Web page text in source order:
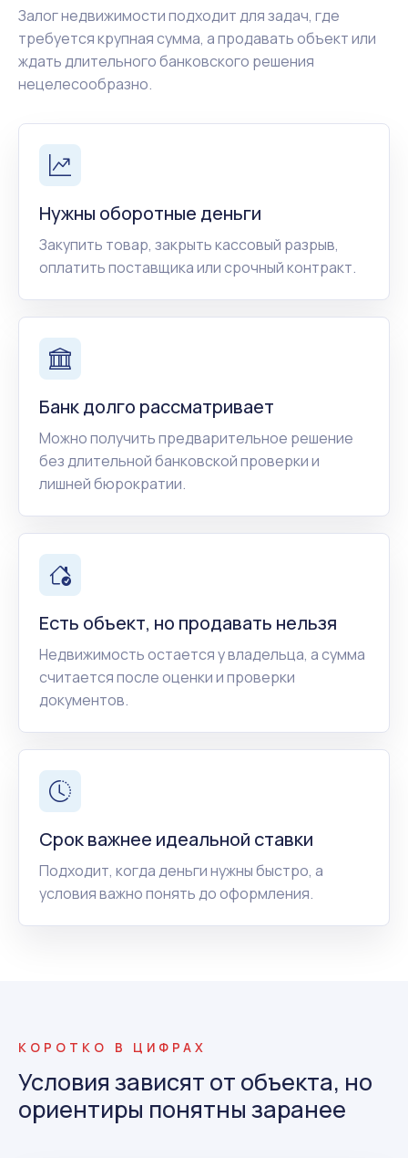
Залог недвижимости подходит для задач, где
требуется крупная сумма, а продавать объект или
ждать длительного банковского решения
нецелесообразно.
Нужны оборотные деньги
Закупить товар, закрыть кассовый разрыв,
оплатить поставщика или срочный контракт.
Банк долго рассматривает
Можно получить предварительное решение
без длительной банковской проверки и
лишней бюрократии.
Есть объект, но продавать нельзя
Недвижимость остается у владельца, а сумма
считается после оценки и проверки
документов.
Срок важнее идеальной ставки
Подходит, когда деньги нужны быстро, а
условия важно понять до оформления.
КОРОТКО В ЦИФРАХ
Условия зависят от объекта, но
ориентиры понятны заранее